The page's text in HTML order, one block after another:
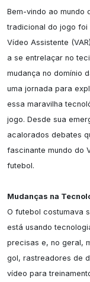
Bem-vindo ao mundo
tradicional do jogo foi
Vídeo Assistente
a se entrelaçar no
mudança no domínio
uma jornada para
essa maravilha
jogo. Desde sua
acalorados debates
fascinante mundo do
futebol.
Mudanças na
O futebol costumava
está usando
precisas e, no geral,
gol, rastreadores de
vídeo para